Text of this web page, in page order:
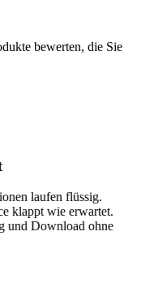
bewerten, die Sie
laufen flüssig.
klappt wie erwartet.
und Download ohne